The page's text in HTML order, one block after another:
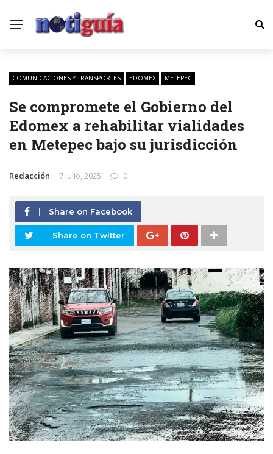
COMUNICACIONES Y TRANSPORTES EDOMEX METEPEC
Se compromete el Gobierno del
Edomex a rehabilitar vialidades
en Metepec bajo su jurisdicción
Redacción 7 julio, 2025 0
Share on Facebook
Share on Twitter